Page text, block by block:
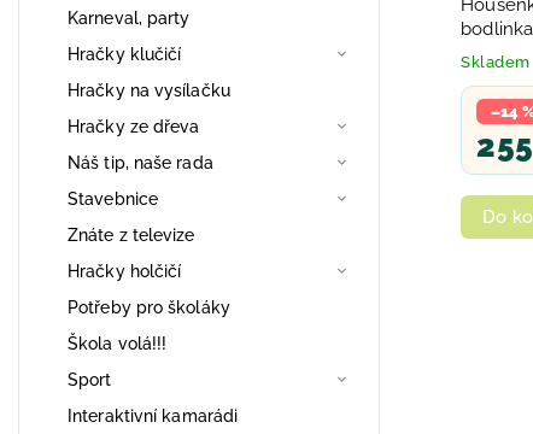
Karneval, party
Hračky klučičí
Hračky na vysílačku
Hračky ze dřeva
Náš tip, naše rada
Stavebnice
Znáte z televize
Hračky holčičí
Potřeby pro školáky
Škola volá!!!
Sport
Interaktivní kamarádi
Světlo
Skladem
–14
Do